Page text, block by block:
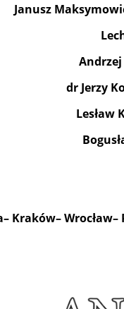
Janusz
Andrzej
dr Jerzy
Lesław
Kraków–